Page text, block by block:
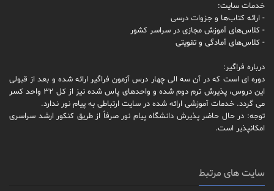
خدمات سایت:
- ارائه کتاب‌ها و جزوات درسی
- کلاس‌های آموزش مجازی در سراسر کشور
- کلاس‌های آمادگی و تقویتی
درباره فراگیر:
دوره ای است که در آن سه الی چهار درس آزمون فراگیر ارائه شده و بعد از قبولی
این دروس، پذیرش ترم دوم شده و واحدهای پاس شده نیز از کل 32 واحد کسر
می گردد. خدمات آموزشی ارائه شده در سایت ارتباطی به پیام نور ندارد.
توجه: در حال حاضر پذیرش دانشگاه پیام نور صرفاً از طریق کنکور ارشد سراسری
امکانپذیر است.
سایت های مرتبط